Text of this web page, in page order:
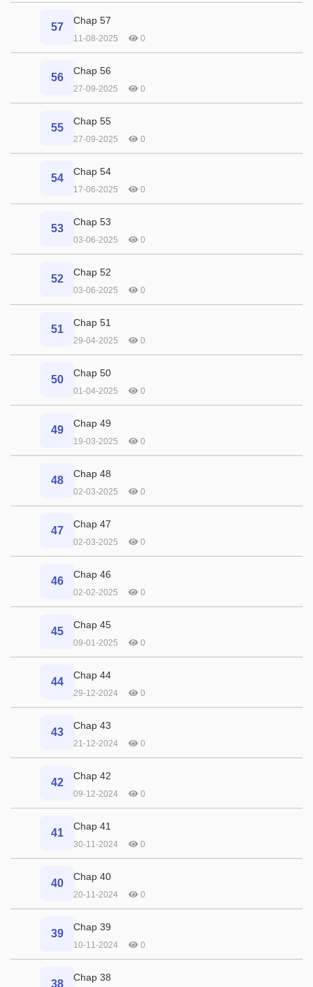
57
Chap 57
11-08-2025 0
56
Chap 56
27-09-2025 0
55
Chap 55
27-09-2025 0
54
Chap 54
17-06-2025 0
53
Chap 53
03-06-2025 0
52
Chap 52
03-06-2025 0
51
Chap 51
29-04-2025 0
50
Chap 50
01-04-2025 0
49
Chap 49
19-03-2025 0
48
Chap 48
02-03-2025 0
47
Chap 47
02-03-2025 0
46
Chap 46
02-02-2025 0
45
Chap 45
09-01-2025 0
44
Chap 44
29-12-2024 0
43
Chap 43
21-12-2024 0
42
Chap 42
09-12-2024 0
41
Chap 41
30-11-2024 0
40
Chap 40
20-11-2024 0
39
Chap 39
10-11-2024 0
38
Chap 38